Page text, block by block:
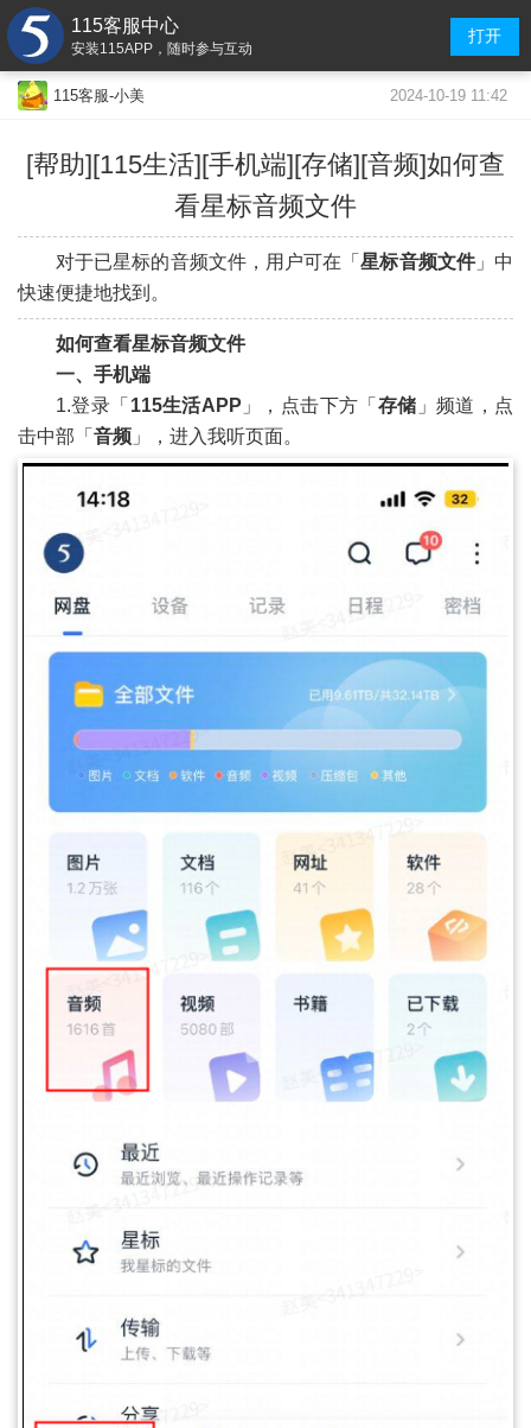
115客服中心
安装115APP，随时参与互动
打开
115客服-小美 2024-10-19 11:42
[帮助][115生活][手机端][存储][音频]如何查
看星标音频文件
对于已星标的音频文件，用户可在「星标音频文件」中
快速便捷地找到。
如何查看星标音频文件
一、手机端
1.登录「 115生活APP 」，点击下方「 存储 」频道，点
击中部「 音频 」，进入我听页面。